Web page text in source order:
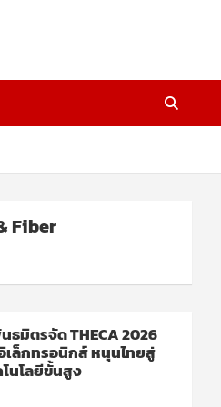
Fiber
ธมิตรจัด THECA 2026
เล็กทรอนิกส์ หนุนไทยสู่
นโลยีขั้นสูง